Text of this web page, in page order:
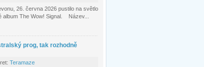
26. června 2026 pustilo na světlo
The Wow! Signal. Název...
prog, tak rozhodně
Teramaze